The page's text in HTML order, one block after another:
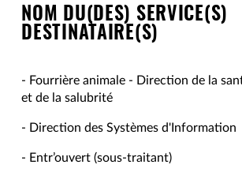
NOM DU(DES) SERVICE(S)
DESTINATAIRE(S)
- Fourrière animale - Direction de la
et de la salubrité
- Direction des Systèmes d'Information
- Entr’ouvert (sous-traitant)